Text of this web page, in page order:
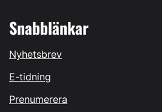
Snabblänkar
Nyhetsbrev
E-tidning
Prenumerera